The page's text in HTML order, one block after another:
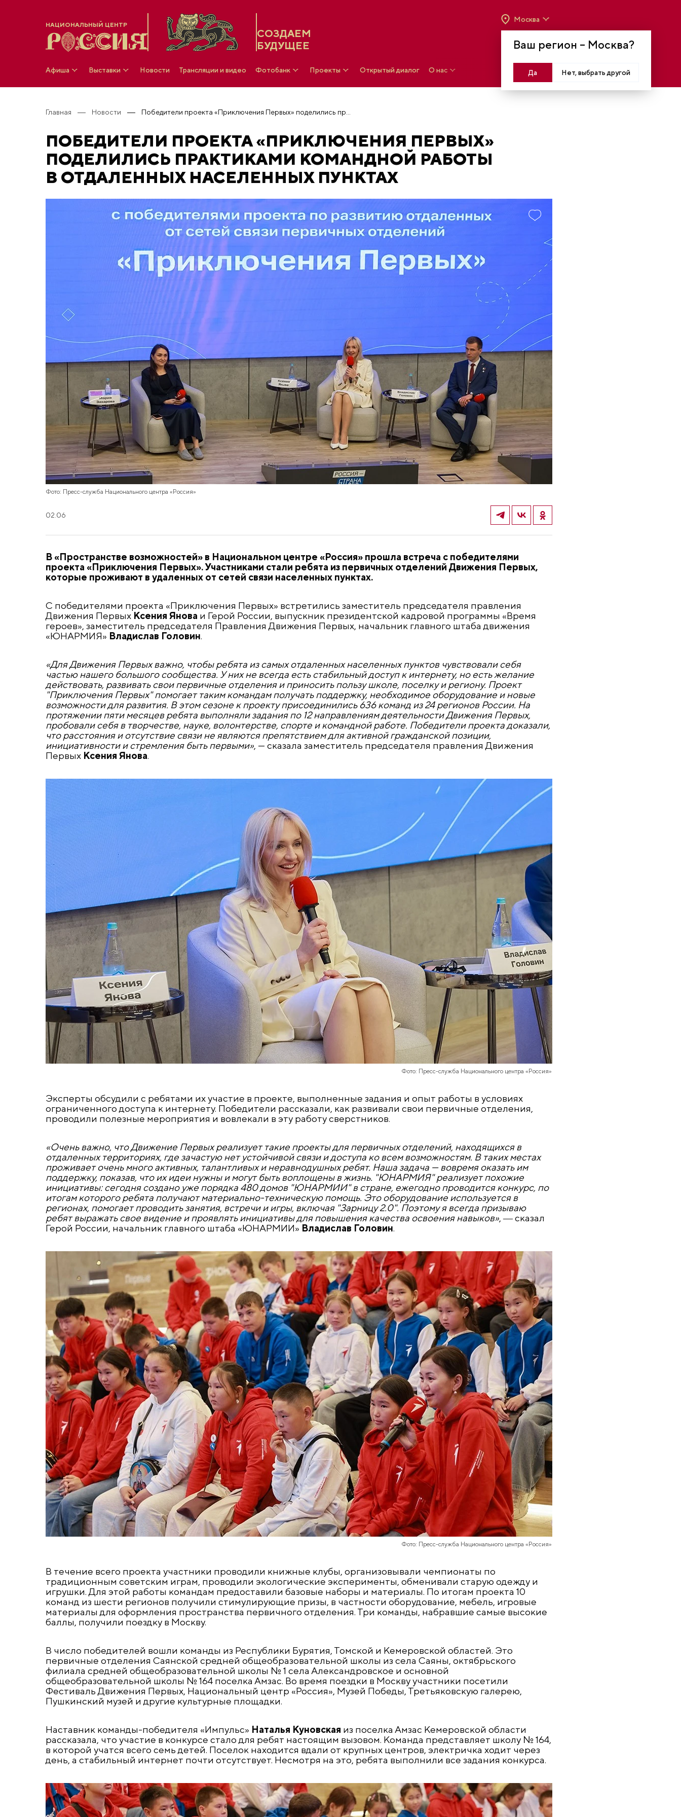
НАЦИОНАЛЬНЫЙ ЦЕНТР
СОЗДАЕМ
БУДУЩЕЕ
Ваш регион – Москва?
Да Нет, выбрать другой
Москва
МОСКВА, КРАСНОПРЕСНЕНСКАЯ НАБ., 14
Афиша Выставки Новости Трансляции и видео Фотобанк Проекты Открытый диалог О нас Войти
Главная Новости
ПОБЕДИТЕЛИ ПРОЕКТА «ПРИКЛЮЧЕНИЯ ПЕРВЫХ»
ПОДЕЛИЛИСЬ ПРАКТИКАМИ КОМАНДНОЙ РАБОТЫ
В ОТДАЛЕННЫХ НАСЕЛЕННЫХ ПУНКТАХ
Фото: Пресс-служба Национального центра «Россия»
02.06
В «Пространстве возможностей» в Национальном центре «Россия» прошла встреча с победителями
проекта «Приключения Первых». Участниками стали ребята из первичных отделений Движения Первых,
которые проживают в удаленных от сетей связи населенных пунктах.
С победителями проекта «Приключения Первых» встретились заместитель председателя правления
Движения ПервыхКсения Янова и Герой России, выпускник президентской кадровой программы «Время
героев», заместитель председателя Правления Движения Первых, начальник главного штаба движения
«ЮНАРМИЯ» Владислав Головин.
«Для Движения Первых важно, чтобы ребята из самых отдаленных населенных пунктов чувствовали себя
частью нашего большого сообщества. У них не всегда есть стабильный доступ к интернету, но есть желание
действовать, развивать свои первичные отделения и приносить пользу школе, поселку и региону. Проект
"Приключения Первых" помогает таким командам получать поддержку, необходимое оборудование и новые
возможности для развития. В этом сезоне к проекту присоединились 636 команд из 24 регионов России. На
протяжении пяти месяцев ребята выполняли задания по 12 направлениям деятельности Движения Первых,
пробовали себя в творчестве, науке, волонтерстве, спорте и командной работе. Победители проекта доказали,
что расстояния и отсутствие связи не являются препятствием для активной гражданской позиции,
инициативности и стремления быть первыми», — сказала заместитель председателя правления Движения
Первых Ксения Янова.
Фото: Пресс-служба Национального центра «Россия»
Эксперты обсудили с ребятами их участие в проекте, выполненные задания и опыт работы в условиях
ограниченного доступа к интернету. Победители рассказали, как развивали свои первичные отделения,
проводили полезные мероприятия и вовлекали в эту работу сверстников.
«Очень важно, что Движение Первых реализует такие проекты для первичных отделений, находящихся в
отдаленных территориях, где зачастую нет устойчивой связи и доступа ко всем возможностям. В таких местах
проживает очень много активных, талантливых и неравнодушных ребят. Наша задача — вовремя оказать им
поддержку, показав, что их идеи нужны и могут быть воплощены в жизнь. "ЮНАРМИЯ" реализует похожие
инициативы: сегодня создано уже порядка 480 домов "ЮНАРМИИ" в стране, ежегодно проводится конкурс, по
итогам которого ребята получают материально-техническую помощь. Это оборудование используется в
регионах, помогает проводить занятия, встречи и игры, включая "Зарницу 2.0". Поэтому я всегда призываю
ребят выражать свое видение и проявлять инициативы для повышения качества освоения навыков», ― сказал
Герой России, начальник главного штаба «ЮНАРМИИ» Владислав Головин.
Фото: Пресс-служба Национального центра «Россия»
В течение всего проекта участники проводили книжные клубы, организовывали чемпионаты по
традиционным советским играм, проводили экологические эксперименты, обменивали старую одежду и
игрушки. Для этой работы командам предоставили базовые наборы и материалы. По итогам проекта 10
команд из шести регионов получили стимулирующие призы, в частности оборудование, мебель, игровые
материалы для оформления пространства первичного отделения. Три команды, набравшие самые высокие
баллы, получили поездку в Москву.
В число победителей вошли команды из Республики Бурятия, Томской и Кемеровской областей. Это
первичные отделения Саянской средней общеобразовательной школы из села Саяны, октябрьского
филиала средней общеобразовательной школы № 1 села Александровское и основной
общеобразовательной школы № 164 поселка Амзас. Во время поездки в Москву участники посетили
Фестиваль Движения Первых, Национальный центр «Россия», Музей Победы, Третьяковскую галерею,
Пушкинский музей и другие культурные площадки.
Наставник команды-победителя «Импульс» Наталья Куновская из поселка Амзас Кемеровской области
рассказала, что участие в конкурсе стало для ребят настоящим вызовом. Команда представляет школу № 164,
в которой учатся всего семь детей. Поселок находится вдали от крупных центров, электричка ходит через
день, а стабильный интернет почти отсутствует. Несмотря на это, ребята выполнили все задания конкурса.